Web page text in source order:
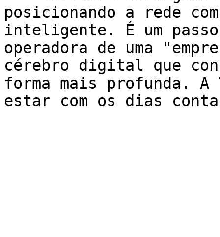
posicionando a rede
inteligente. É um
operadora de uma
cérebro digital que
forma mais profunda.
estar com os dias